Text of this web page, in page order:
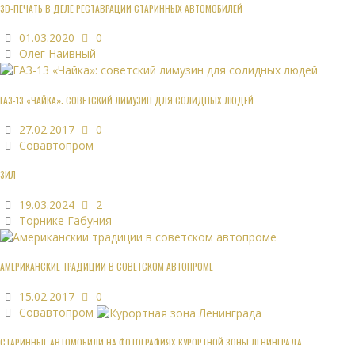
3D-ПЕЧАТЬ В ДЕЛЕ РЕСТАВРАЦИИ СТАРИННЫХ АВТОМОБИЛЕЙ
01.03.2020
0
Олег Наивный
ГАЗ-13 «ЧАЙКА»: СОВЕТСКИЙ ЛИМУЗИН ДЛЯ СОЛИДНЫХ ЛЮДЕЙ
27.02.2017
0
Совавтопром
ЗИЛ
19.03.2024
2
Торнике Габуния
АМЕРИКАНСКИЕ ТРАДИЦИИ В СОВЕТСКОМ АВТОПРОМЕ
15.02.2017
0
Совавтопром